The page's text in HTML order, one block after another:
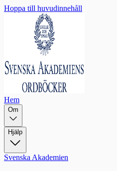
Hoppa till huvudinnehåll
Hem
Om
Hjälp
Svenska Akademien